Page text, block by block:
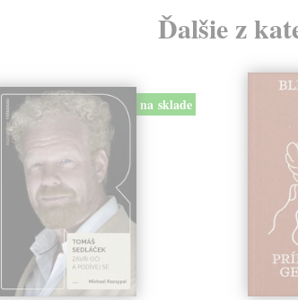
Ďalšie z
na sklade